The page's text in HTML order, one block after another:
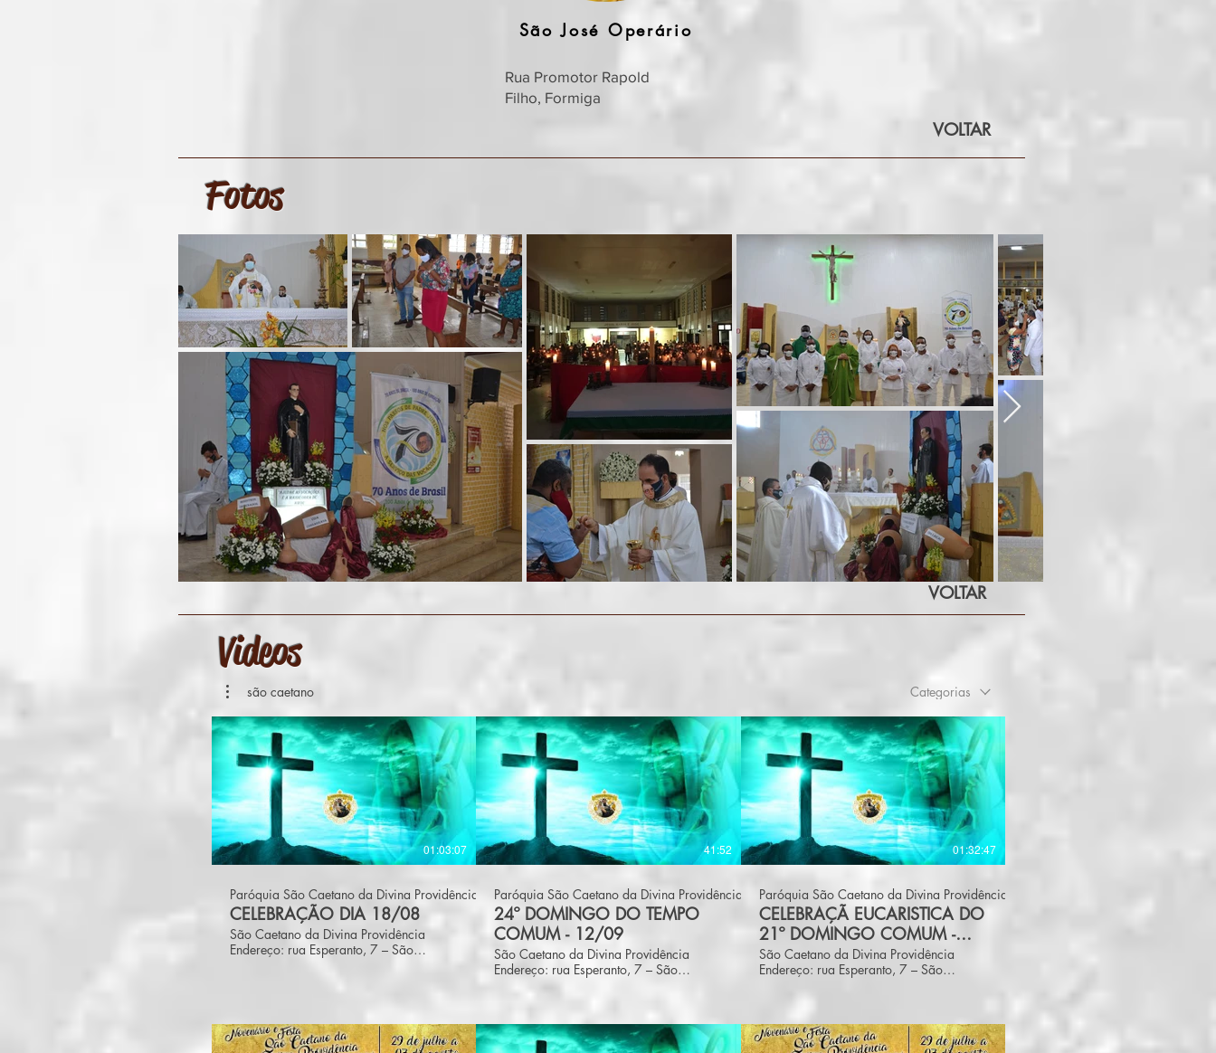
São José Operário
Rua Promotor Rapold
Filho, Formiga
VOLTAR
Fotos
VOLTAR
Videos
são caetano Categorias
01:03:07
Paróquia São Caetano da Divina Providência
CELEBRAÇÃO DIA 18/08
São Caetano da Divina Providência
Endereço: rua Esperanto, 7 – São
Expediente: de terça a sexta, das 8h às
12h e das 14h às 18h e sábado, das 8h
41:52
Paróquia São Caetano da Divina Providência
24º DOMINGO DO TEMPO
COMUM - 12/09
São Caetano da Divina Providência
Endereço: rua Esperanto, 7 – São
BA Telefone: (71) 3303-0456 E-mail:
www.paroquiadesaocaetano.com.br
Expediente: de terça a sexta, das 8h às
01:32:47
Paróquia São Caetano da Divina Providência
CELEBRAÇÃ EUCARISTICA DO
21º DOMINGO COMUM -
22/08/2021
São Caetano da Divina Providência
Endereço: rua Esperanto, 7 – São
www.paroquiadesaocaetano.com.br
Expediente: de terça a sexta, das 8h às